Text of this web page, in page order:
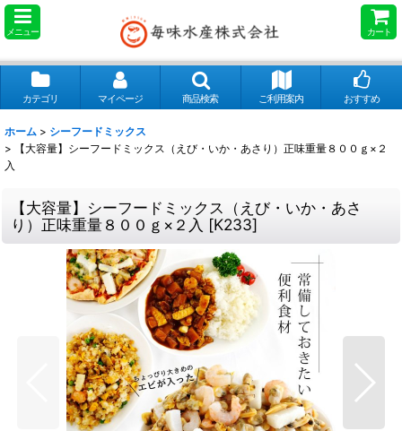
メニュー カート
カテゴリ マイページ 商品検索 ご利用案内 おすすめ
ホーム > シーフードミックス
>
【大容量】シーフードミックス（えび・いか・あさり）正味重量８００ｇ×２
入
【大容量】シーフードミックス（えび・いか・あさ
り）正味重量８００ｇ×２入 [K233]